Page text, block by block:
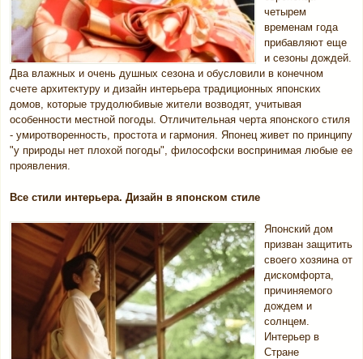
четырем
временам года
прибавляют еще
и сезоны дождей.
Два влажных и очень душных сезона и обусловили в конечном
счете архитектуру и дизайн интерьера традиционных японских
домов, которые трудолюбивые жители возводят, учитывая
особенности местной погоды. Отличительная черта японского стиля
- умиротворенность, простота и гармония. Японец живет по принципу
"у природы нет плохой погоды", философски воспринимая любые ее
проявления.
Все стили интерьера. Дизайн в японском стиле
Японский дом
призван защитить
своего хозяина от
дискомфорта,
причиняемого
дождем и
солнцем.
Интерьер в
Стране